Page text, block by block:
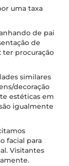
uma taxa
de pai
de
ter procuração
similares
decoração
estéticas em
igualmente
facial para
Visitantes